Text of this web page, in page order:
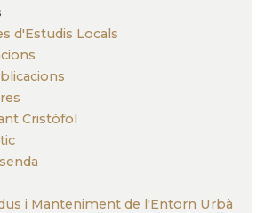
d'Estudis Locals
Cristòfol
i Manteniment de l'Entorn Urbà